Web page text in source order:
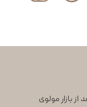
مرکزی :مشهد، مصلی 7/1 بعد از بازار مولوی